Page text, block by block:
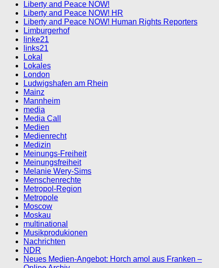
Liberty and Peace NOW!
Liberty and Peace NOW! HR
Liberty and Peace NOW! Human Rights Reporters
Limburgerhof
linke21
links21
Lokal
Lokales
London
Ludwigshafen am Rhein
Mainz
Mannheim
media
Media Call
Medien
Medienrecht
Medizin
Meinungs-Freiheit
Meinungsfreiheit
Melanie Wery-Sims
Menschenrechte
Metropol-Region
Metropole
Moscow
Moskau
multinational
Musikprodukionen
Nachrichten
NDR
Neues Medien-Angebot: Horch amol aus Franken –